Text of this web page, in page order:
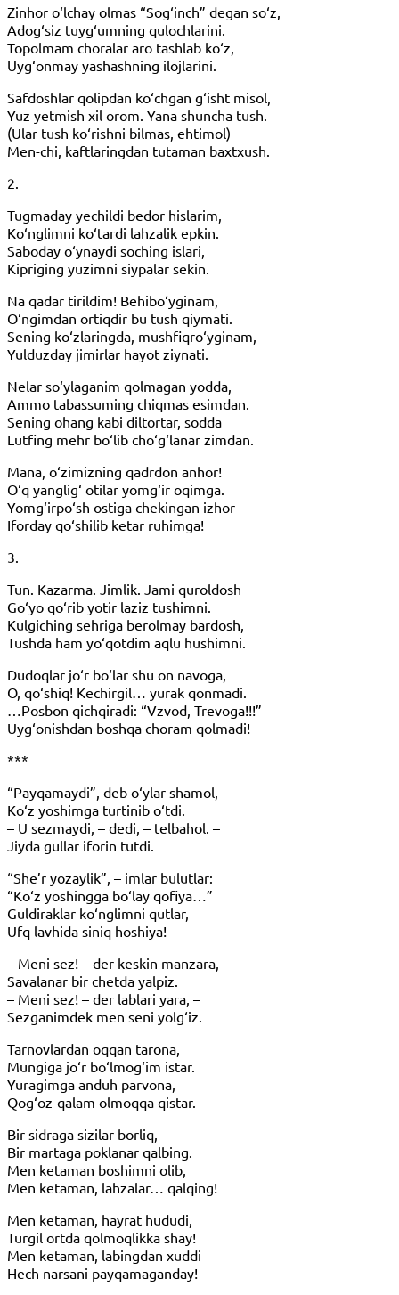
Zinhor o‘lchay olmas “Sog‘inch” degan so‘z,
Adog‘siz tuyg‘umning qulochlarini.
Topolmam choralar aro tashlab ko‘z,
Uyg‘onmay yashashning ilojlarini.
Safdoshlar qolipdan ko‘chgan g‘isht misol,
Yuz yetmish xil orom. Yana shuncha tush.
(Ular tush ko‘rishni bilmas, ehtimol)
Men-chi, kaftlaringdan tutaman baxtxush.
2.
Tugmaday yechildi bedor hislarim,
Ko‘nglimni ko‘tardi lahzalik epkin.
Saboday o‘ynaydi soching islari,
Kipriging yuzimni siypalar sekin.
Na qadar tirildim! Behibo‘yginam,
O‘ngimdan ortiqdir bu tush qiymati.
Sening ko‘zlaringda, mushfiqro‘yginam,
Yulduzday jimirlar hayot ziynati.
Nelar so‘ylaganim qolmagan yodda,
Ammo tabassuming chiqmas esimdan.
Sening ohang kabi diltortar, sodda
Lutfing mehr bo‘lib cho‘g‘lanar zimdan.
Mana, o‘zimizning qadrdon anhor!
O‘q yanglig‘ otilar yomg‘ir oqimga.
Yomg‘irpo‘sh ostiga chekingan izhor
Iforday qo‘shilib ketar ruhimga!
3.
Tun. Kazarma. Jimlik. Jami quroldosh
Go‘yo qo‘rib yotir laziz tushimni.
Kulgiching sehriga berolmay bardosh,
Tushda ham yo‘qotdim aqlu hushimni.
Dudoqlar jo‘r bo‘lar shu on navoga,
O, qo‘shiq! Kechirgil… yurak qonmadi.
…Posbon qichqiradi: “Vzvod, Trevoga!!!”
Uyg‘onishdan boshqa choram qolmadi!
***
“Payqamaydi”, deb o‘ylar shamol,
Ko‘z yoshimga turtinib o‘tdi.
– U sezmaydi, – dedi, – telbahol. –
Jiyda gullar iforin tutdi.
“She’r yozaylik”, – imlar bulutlar:
“Ko‘z yoshingga bo‘lay qofiya…”
Guldiraklar ko‘nglimni qutlar,
Ufq lavhida siniq hoshiya!
– Meni sez! – der keskin manzara,
Savalanar bir chetda yalpiz.
– Meni sez! – der lablari yara, –
Sezganimdek men seni yolg‘iz.
Tarnovlardan oqqan tarona,
Mungiga jo‘r bo‘lmog‘im istar.
Yuragimga anduh parvona,
Qog‘oz-qalam olmoqqa qistar.
Bir sidraga sizilar borliq,
Bir martaga poklanar qalbing.
Men ketaman boshimni olib,
Men ketaman, lahzalar… qalqing!
Men ketaman, hayrat hududi,
Turgil ortda qolmoqlikka shay!
Men ketaman, labingdan xuddi
Hech narsani payqamaganday!